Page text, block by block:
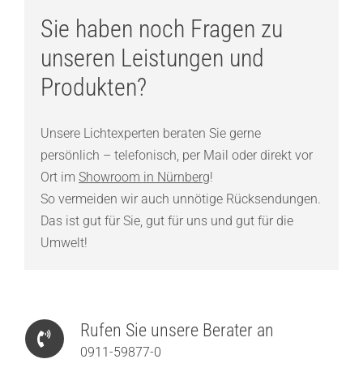
Sie haben noch Fragen zu
unseren Leistungen und
Produkten?
Unsere Lichtexperten beraten Sie gerne
persönlich – telefonisch, per Mail oder direkt vor
Ort im Showroom in Nürnberg!
So vermeiden wir auch unnötige Rücksendungen.
Das ist gut für Sie, gut für uns und gut für die
Umwelt!
Rufen Sie unsere Berater an
0911-59877-0